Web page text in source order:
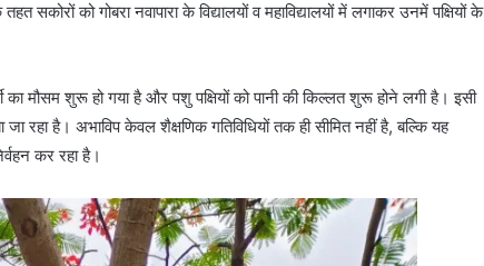
सकोरों को गोबरा नवापारा के विद्यालयों व महाविद्यालयों में लगाकर उनमें पक्षियों के
का मौसम शुरू हो गया है और पशु पक्षियों को पानी की किल्लत शुरू होने लगी है। इसी
रहा है। अभाविप केवल शैक्षणिक गतिविधियों तक ही सीमित नहीं है, बल्कि यह
कर रहा है।